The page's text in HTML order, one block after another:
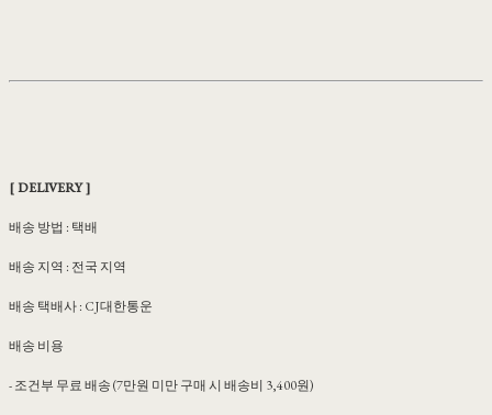
[ DELIVERY ]
배송 방법 : 택배
배송 지역 : 전국 지역
배송 택배사 : CJ대한통운
배송 비용
- 조건부 무료 배송 (7만원 미만 구매 시 배송비 3,400원)